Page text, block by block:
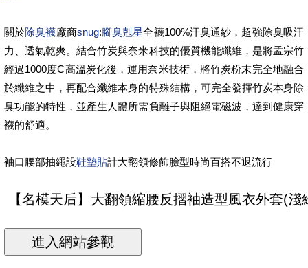
關於除臭襪廠商snug:腳臭剋星全襪100%汗臭通紗，超強除臭吸汗
力、透氣乾爽。結合竹炭與奈米科技的優質機能纖維，是將孟宗竹
經過1000度C高溫炭化後，運用奈米技術，將竹炭粉末完全地融合
於纖維之中，再配合纖維本身的特殊結構，可完全發揮竹炭本身除
臭功能的特性，並產生人體所需負離子與阻絕電磁波，達到健康穿
襪的舒適。
袖口腰部抽繩設鞋墊貼計大翻領修飾臉型時尚百搭不退流行